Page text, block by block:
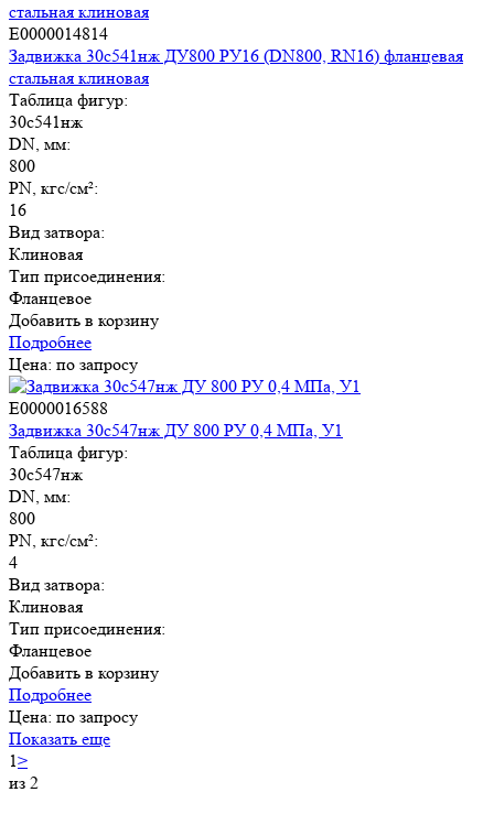
E0000014814
Задвижка 30с541нж ДУ800 РУ16 (DN800, RN16) фланцевая
стальная клиновая
Таблица фигур:
30с541нж
DN, мм:
800
PN, кгс/см²:
16
Вид затвора:
Клиновая
Тип присоединения:
Фланцевое
Добавить в корзину
Подробнее
Цена: по запросу
E0000016588
Задвижка 30с547нж ДУ 800 РУ 0,4 МПа, У1
Таблица фигур:
30с547нж
DN, мм:
800
PN, кгс/см²:
4
Вид затвора:
Клиновая
Тип присоединения:
Фланцевое
Добавить в корзину
Подробнее
Цена: по запросу
Показать еще
1>
из 2